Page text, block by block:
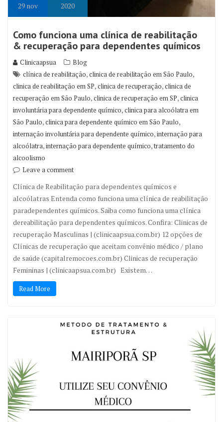
29 nov 2020
Como funciona uma clínica de reabilitação
& recuperação para dependentes químicos
Clinicaapsua
Blog
clínica de reabilitação,clinica de reabilitação em São Paulo,
clinica de reabilitação em SP,clinica de recuperação,clinica de
recuperação em São Paulo,clinica de recuperação em SP,clinica
involuntária para dependente químico,clinica para alcoólatra em
São Paulo,clinica para dependente químico em São Paulo,
internação involuntária para dependente químico,internação para
alcoólatra,internação para dependente químico,tratamento do
alcoolismo
Leave a comment
Clínica de Reabilitação para dependentes químicos e
alcoólatras Entenda como funciona uma clínica de reabilitação
paradependentes químicos. Saiba como funciona uma clínica
dereabilitação para dependentes químicos. Confira: Clinicas de
recuperação Masculinas | (clinicaapsua.com.br) 12 opções de
Clínicas de recuperação que aceitam convênio médico / plano
de saúde (capitalremocoes.com.br) Clinicas de recuperação
Femininas | (clinicaapsua.com.br) Existem…
Read More